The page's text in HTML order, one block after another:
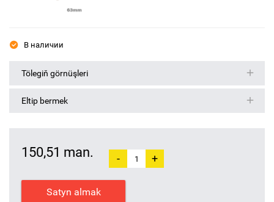
В наличии
Tölegiň görnüşleri
Eltip bermek
150,51 man. - +
Satyn almak